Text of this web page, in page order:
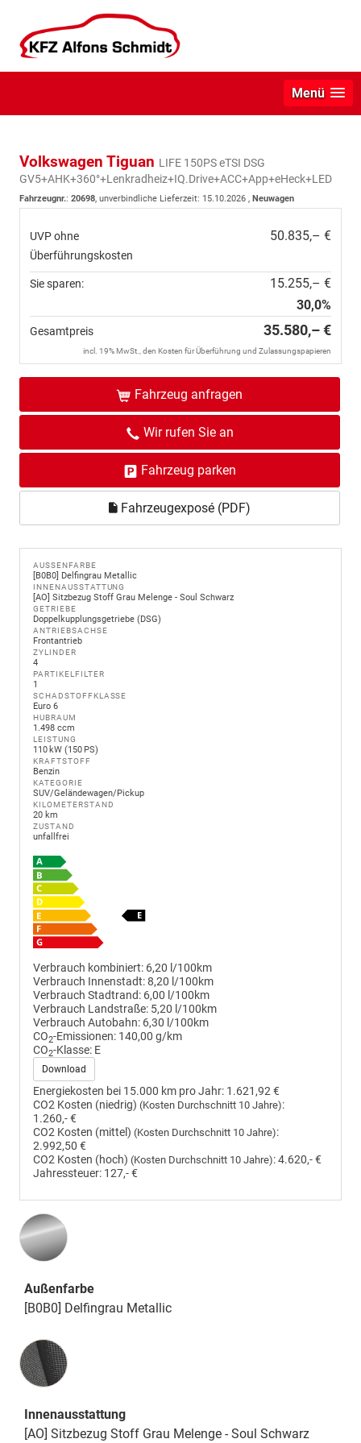
Menü
Volkswagen Tiguan LIFE 150PS eTSI DSG
GV5+AHK+360°+Lenkradheiz+IQ.Drive+ACC+App+eHeck+LED
Fahrzeugnr.: 20698, unverbindliche Lieferzeit: 15.10.2026 , Neuwagen
UVP ohne
Überführungskosten
50.835,– €
Sie sparen:
15.255,– €
30,0%
Gesamtpreis 35.580,– €
incl. 19% MwSt., den Kosten für Überführung und Zulassungspapieren
Fahrzeug anfragen
Wir rufen Sie an
Fahrzeug parken
Fahrzeugexposé (PDF)
AUSSENFARBE
[B0B0] Delfingrau Metallic
INNENAUSSTATTUNG
[AO] Sitzbezug Stoff Grau Melenge - Soul Schwarz
GETRIEBE
Doppelkupplungsgetriebe (DSG)
ANTRIEBSACHSE
Frontantrieb
ZYLINDER
4
PARTIKELFILTER
1
SCHADSTOFFKLASSE
Euro 6
HUBRAUM
1.498 ccm
LEISTUNG
110 kW (150 PS)
KRAFTSTOFF
Benzin
KATEGORIE
SUV/Geländewagen/Pickup
KILOMETERSTAND
20 km
ZUSTAND
unfallfrei
Verbrauch kombiniert: 6,20 l/100km
Verbrauch Innenstadt:8,20 l/100km
Verbrauch Stadtrand: 6,00 l/100km
Verbrauch Landstraße: 5,20 l/100km
Verbrauch Autobahn: 6,30 l/100km
CO2-Emissionen: 140,00 g/km
CO2-Klasse: E
Download
Energiekosten bei 15.000 km pro Jahr: 1.621,92 €
CO2 Kosten (niedrig) (Kosten Durchschnitt 10 Jahre):
1.260,- €
CO2 Kosten (mittel) (Kosten Durchschnitt 10 Jahre):
2.992,50 €
CO2 Kosten (hoch) (Kosten Durchschnitt 10 Jahre):4.620,- €
Jahressteuer: 127,- €
Außenfarbe
[B0B0] Delfingrau Metallic
Innenausstattung
Innenausstattung
[AO] Sitzbezug Stoff Grau Melenge - Soul Schwarz